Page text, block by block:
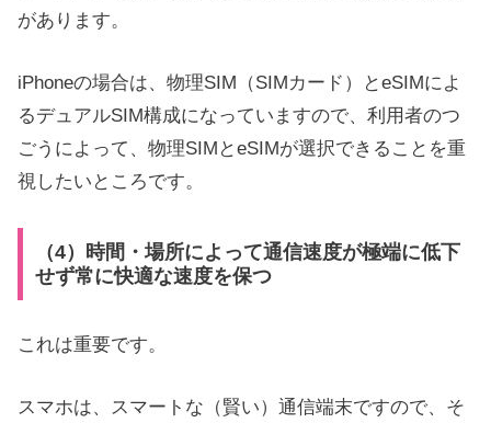
があります。
iPhoneの場合は、物理SIM（SIMカード）とeSIMによ
るデュアルSIM構成になっていますので、利用者のつ
ごうによって、物理SIMとeSIMが選択できることを重
視したいところです。
（4）時間・場所によって通信速度が極端に低下
せず常に快適な速度を保つ
これは重要です。
スマホは、スマートな（賢い）通信端末ですので、そ